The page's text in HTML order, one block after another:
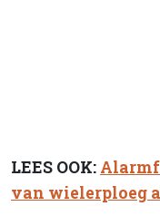
LEES OOK:
van wielerploeg